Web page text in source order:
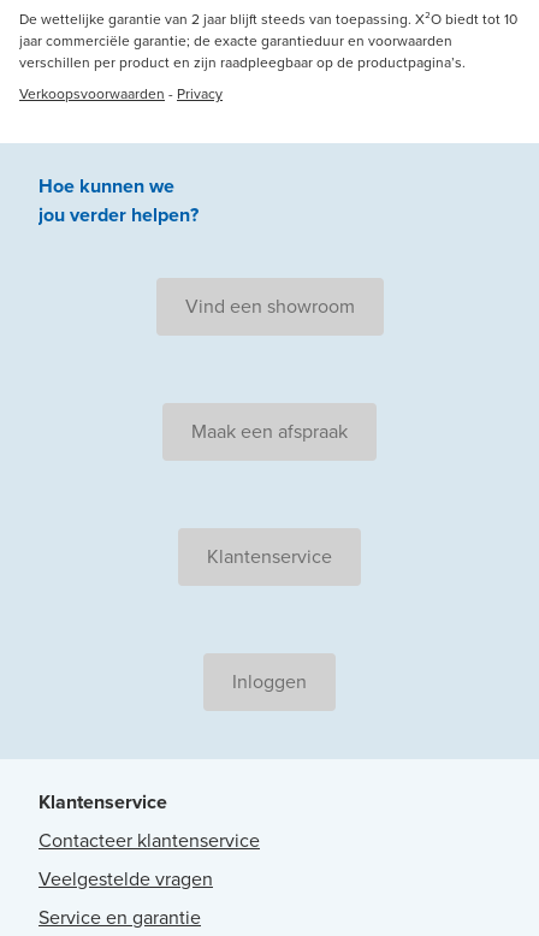
De wettelijke garantie van 2 jaar blijft steeds van toepassing. X²O biedt tot 10
jaar commerciële garantie; de exacte garantieduur en voorwaarden
verschillen per product en zijn raadpleegbaar op de productpagina’s.
Verkoopsvoorwaarden - Privacy
Hoe kunnen we
jouverder helpen?
Vind een showroom
Maak een afspraak
Klantenservice
Inloggen
Klantenservice
Contacteer klantenservice
Veelgestelde vragen
Service en garantie